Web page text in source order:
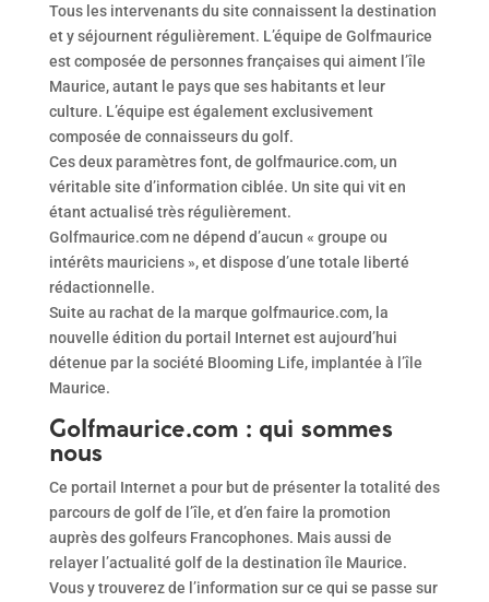
Tous les intervenants du site connaissent la destination
et y séjournent régulièrement. L’équipe de Golfmaurice
est composée de personnes françaises qui aiment l’île
Maurice, autant le pays que ses habitants et leur
culture. L’équipe est également exclusivement
composée de connaisseurs du golf.
Ces deux paramètres font, de golfmaurice.com, un
véritable site d’information ciblée. Un site qui vit en
étant actualisé très régulièrement.
Golfmaurice.com ne dépend d’aucun « groupe ou
intérêts mauriciens », et dispose d’une totale liberté
rédactionnelle.
Suite au rachat de la marque golfmaurice.com, la
nouvelle édition du portail Internet est aujourd’hui
détenue par la société Blooming Life, implantée à l’île
Maurice.
Golfmaurice.com : qui sommes
nous
Ce portail Internet a pour but de présenter la totalité des
parcours de golf de l’île, et d’en faire la promotion
auprès des golfeurs Francophones. Mais aussi de
relayer l’actualité golf de la destination île Maurice.
Vous y trouverez de l’information sur ce qui se passe sur